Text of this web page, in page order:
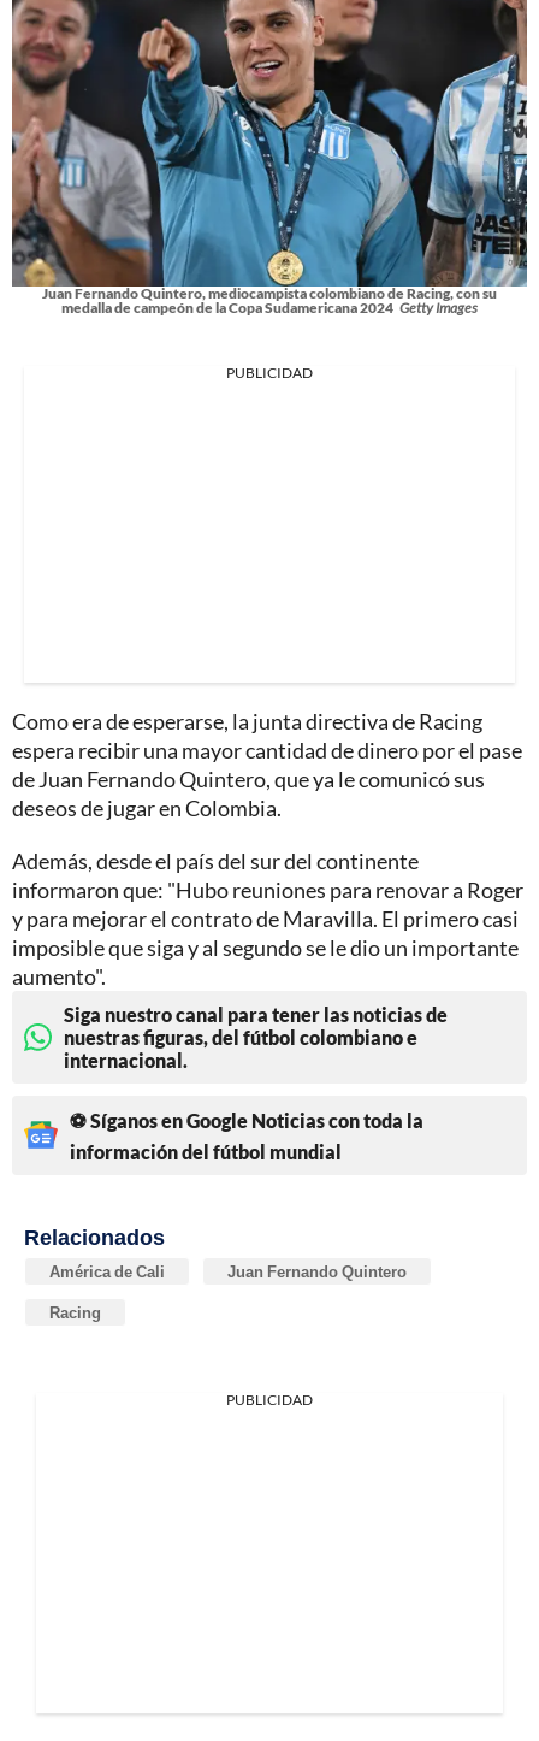
Juan Fernando Quintero, mediocampista colombiano de Racing, con su
medalla de campeón de la Copa Sudamericana 2024 Getty Images
PUBLICIDAD
Como era de esperarse, la junta directiva de Racing
espera recibir una mayor cantidad de dinero por el pase
de Juan Fernando Quintero, que ya le comunicó sus
deseos de jugar en Colombia.
Además, desde el país del sur del continente
informaron que: "Hubo reuniones para renovar a Roger
y para mejorar el contrato de Maravilla. El primero casi
imposible que siga y al segundo se le dio un importante
aumento".
Siga nuestro canal para tener las noticias de
nuestras figuras, del fútbol colombiano e
internacional.
⚽ Síganos en Google Noticias con toda la
información del fútbol mundial
Relacionados
América de Cali Juan Fernando Quintero
Racing
PUBLICIDAD